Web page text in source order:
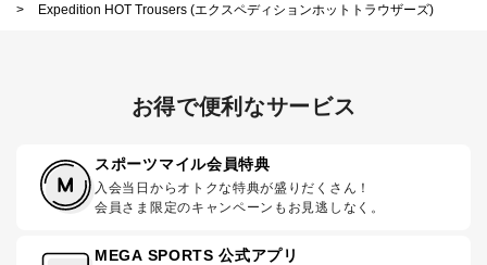
>
Expedition HOT Trousers (エクスペディションホットトラウザーズ)
お得で便利なサービス
スポーツマイル会員特典
入会当日からオトクな特典が盛りだくさん！
会員さま限定のキャンペーンもお見逃しなく。
MEGA SPORTS 公式アプリ